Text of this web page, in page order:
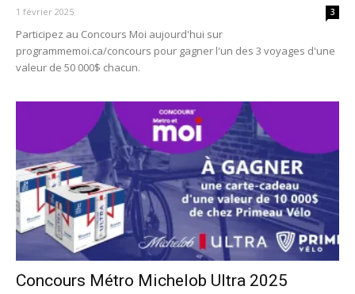
1 février 2025 3
Participez au Concours Moi aujourd'hui sur
programmemoi.ca/concours pour gagner l'un des 3 voyages d'une
valeur de 50 000$ chacun.
Concours Métro Michelob Ultra 2025